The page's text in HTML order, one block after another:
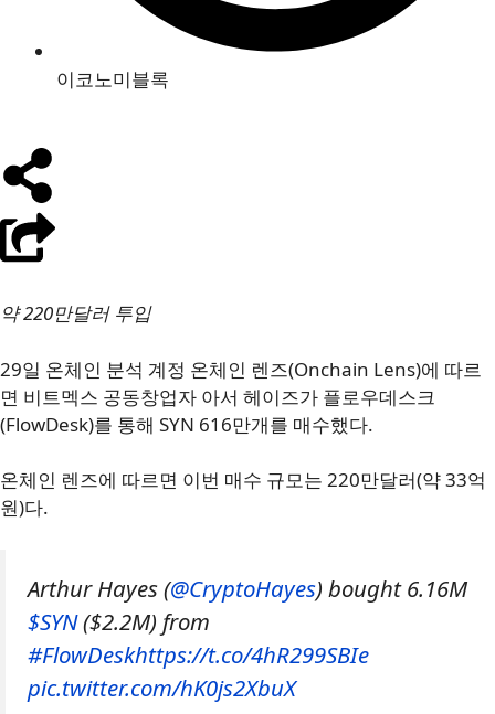
이코노미블록
약 220만달러 투입
29일 온체인 분석 계정 온체인 렌즈(Onchain Lens)에 따르
면 비트멕스 공동창업자 아서 헤이즈가 플로우데스크
(FlowDesk)를 통해 SYN 616만개를 매수했다.
온체인 렌즈에 따르면 이번 매수 규모는 220만달러(약 33억
원)다.
Arthur Hayes (@CryptoHayes) bought 6.16M
$SYN($2.2M) from
#FlowDeskhttps://t.co/4hR299SBIe
pic.twitter.com/hK0js2XbuX